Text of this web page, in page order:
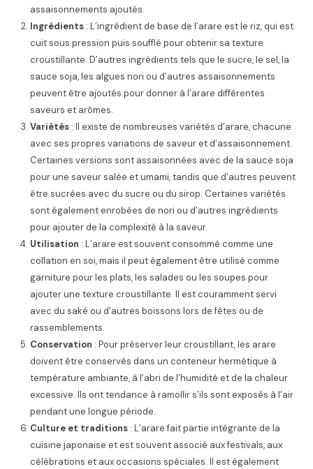
assaisonnements ajoutés.
Ingrédients : L’ingrédient de base de l’arare est le riz, qui est
cuit sous pression puis soufflé pour obtenir sa texture
croustillante. D’autres ingrédients tels que le sucre, le sel, la
sauce soja, les algues nori ou d’autres assaisonnements
peuvent être ajoutés pour donner à l’arare différentes
saveurs et arômes.
Variétés : Il existe de nombreuses variétés d’arare, chacune
avec ses propres variations de saveur et d’assaisonnement.
Certaines versions sont assaisonnées avec de la sauce soja
pour une saveur salée et umami, tandis que d’autres peuvent
être sucrées avec du sucre ou du sirop. Certaines variétés
sont également enrobées de nori ou d’autres ingrédients
pour ajouter de la complexité à la saveur.
Utilisation : L’arare est souvent consommé comme une
collation en soi, mais il peut également être utilisé comme
garniture pour les plats, les salades ou les soupes pour
ajouter une texture croustillante. Il est couramment servi
avec du saké ou d’autres boissons lors de fêtes ou de
rassemblements.
Conservation : Pour préserver leur croustillant, les arare
doivent être conservés dans un conteneur hermétique à
température ambiante, à l’abri de l’humidité et de la chaleur
excessive. Ils ont tendance à ramollir s’ils sont exposés à l’air
pendant une longue période.
Culture et traditions : L’arare fait partie intégrante de la
cuisine japonaise et est souvent associé aux festivals, aux
célébrations et aux occasions spéciales. Il est également